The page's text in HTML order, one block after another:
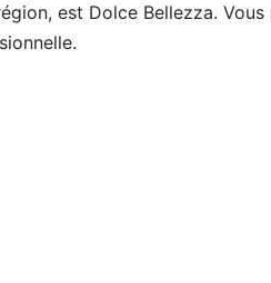
est Dolce Bellezza.